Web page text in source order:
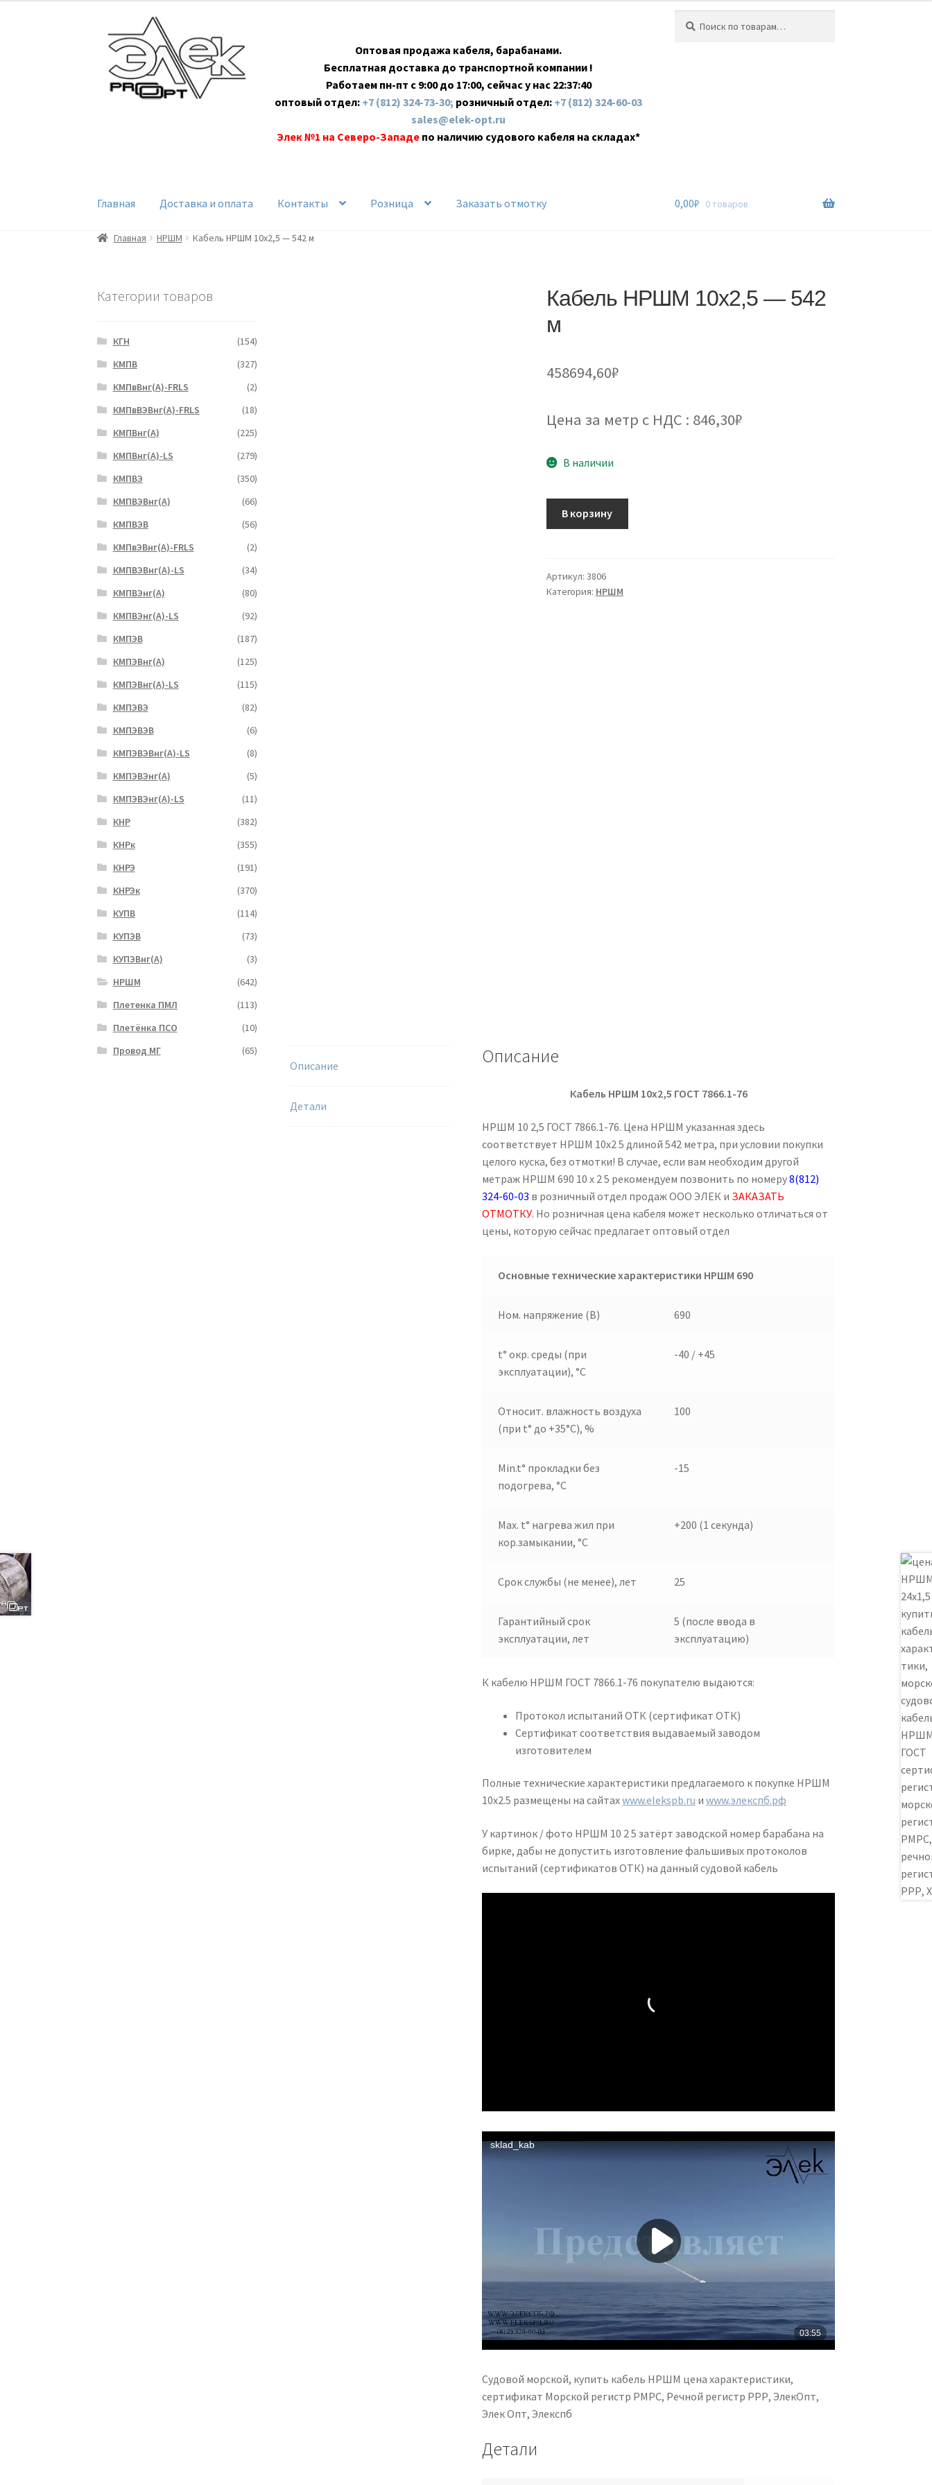
навигации
содержимому
Оптовая продажа кабеля, барабанами.
Бесплатная доставка до транспортной компании !
Работаем пн-пт с 9:00 до 17:00, сейчас у нас 22:37:41
оптовый отдел: +7 (812) 324-73-30; розничный отдел: +7 (812) 324-60-03
sales@elek-opt.ru
Элек №1 на Северо-Западе по наличию судового кабеля на складах*
Главная Доставка и оплата Контакты Розница Заказать отмотку 0,00₽ 0 товаров
Главная НРШМ Кабель НРШМ 10х2,5 — 542 м
Кабель НРШМ 10х2,5 — 542
м
458694,60₽
Цена за метр с НДС : 846,30₽
В наличии
10х2,5
-
В корзину
Артикул: 3806
Категория: НРШМ
Описание
Детали
Описание
Кабель НРШМ 10х2,5 ГОСТ 7866.1-76
НРШМ 10 2,5 ГОСТ 7866.1-76. Цена НРШМ указанная здесь
соответствует НРШМ 10х2 5 длиной 542 метра, при условии покупки
целого куска, без отмотки! В случае, если вам необходим другой
метраж НРШМ 690 10 х 2 5 рекомендуем позвонить по номеру8(812)
324-60-03 в розничный отдел продаж ООО ЭЛЕК и ЗАКАЗАТЬ
ОТМОТКУ. Но розничная цена кабеля может несколько отличаться от
цены, которую сейчас предлагает оптовый отдел
Основные технические характеристики НРШМ 690
Ном. напряжение (В) 690
t° окр. среды (при
эксплуатации), °C
-40 / +45
Относит. влажность воздуха
(при t° до +35°C), %
100
Min.t° прокладки без
подогрева, °C
-15
Max. t° нагрева жил при
кор.замыкании, °C
+200 (1 секунда)
Срок службы (не менее), лет 25
Гарантийный срок
эксплуатации, лет
5 (после ввода в
эксплуатацию)
К кабелю НРШМ ГОСТ 7866.1-76 покупателю выдаются:
Протокол испытаний ОТК (сертификат ОТК)
Сертификат соответствия выдаваемый заводом
изготовителем
Полные технические характеристики предлагаемого к покупке НРШМ
10х2.5 размещены на сайтахwww.elekspb.ru иwww.элекспб.рф
У картинок / фото НРШМ 10 2 5 затёрт заводской номер барабана на
бирке, дабы не допустить изготовление фальшивых протоколов
испытаний (сертификатов ОТК) на данный судовой кабель
Судовой морской, купить кабель НРШМ цена характеристики,
сертификат Морской регистр РМРС, Речной регистр РРР, ЭлекОпт,
Элек Опт, Элекспб
Детали
Категории товаров
КГН
(154)
КМПВ
(327)
КМПвВнг(А)-FRLS
(2)
КМПвВЭВнг(А)-FRLS
(18)
КМПВнг(А)
(225)
КМПВнг(А)-LS
(279)
КМПВЭ
(350)
КМПВЭBнг(А)
(66)
КМПВЭВ
(56)
КМПвЭВнг(А)-FRLS
(2)
КМПВЭВнг(А)-LS
(34)
КМПВЭнг(А)
(80)
КМПВЭнг(А)-LS
(92)
КМПЭВ
(187)
КМПЭВнг(А)
(125)
КМПЭВнг(А)-LS
(115)
КМПЭВЭ
(82)
КМПЭВЭВ
(6)
КМПЭВЭВнг(А)-LS
(8)
КМПЭВЭнг(А)
(5)
КМПЭВЭнг(А)-LS
(11)
КНР
(382)
КНРк
(355)
КНРЭ
(191)
КНРЭк
(370)
КУПВ
(114)
КУПЭВ
(73)
КУПЭВнг(А)
(3)
НРШМ
(642)
Плетенка ПМЛ
(113)
Плетёнка ПСО
(10)
Провод МГ
(65)